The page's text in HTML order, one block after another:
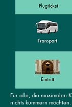
Für alle, die maximalen
nichts kümmern möchten.